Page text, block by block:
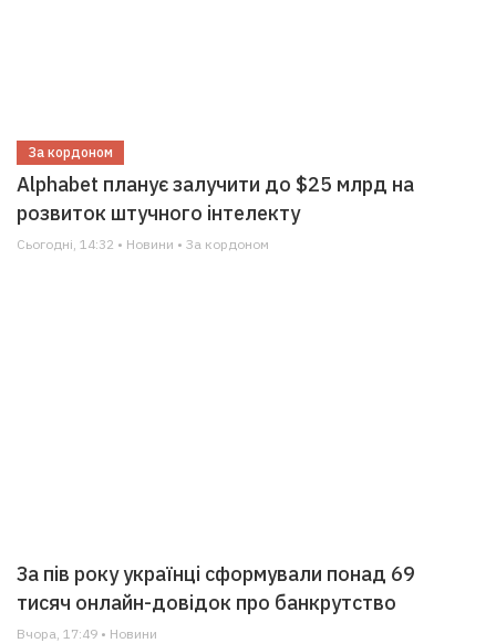
За кордоном
Alphabet планує залучити до $25 млрд на
розвиток штучного інтелекту
Сьогодні, 14:32 • Новини • За кордоном
За пів року українці сформували понад 69
тисяч онлайн-довідок про банкрутство
Вчора, 17:49 • Новини